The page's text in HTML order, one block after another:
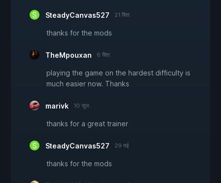
SteadyCanvas527 21 सित.
thanks for the mods
TheMpouxan 6 सित.
playing the game on the hardest difficulty is
much easier now. Thanks
marivk 10 जुल.
thanks for a great trainer
SteadyCanvas527 29 मई
thanks for the mods